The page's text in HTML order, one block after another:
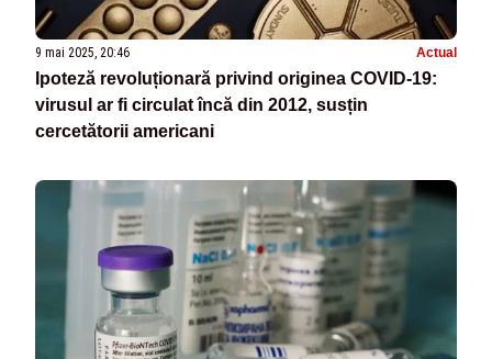
9 mai 2025, 20:46 Actual
Ipoteză revoluționară privind originea COVID-19:
virusul ar fi circulat încă din 2012, susțin
cercetătorii americani